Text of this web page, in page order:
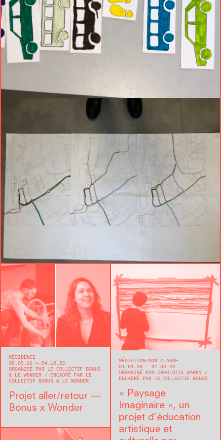
RÉSIDENCE
08.09.26 — 04.10.26
ORGANISÉ PAR LE COLLECTIF BONUS
& LE WONDER
ENCADRÉ PAR LE
COLLECTIF BONUS & LE WONDER
Projet aller/retour —
Bonus x Wonder
MÉDIATION
NON CLASSÉ
01.01.26 — 31.03.26
ORGANISÉ PAR CHARLOTTE BARRY
ENCADRÉ PAR LE COLLECTIF BONUS
« Paysage
Imaginaire », un
projet d’éducation
artistique et